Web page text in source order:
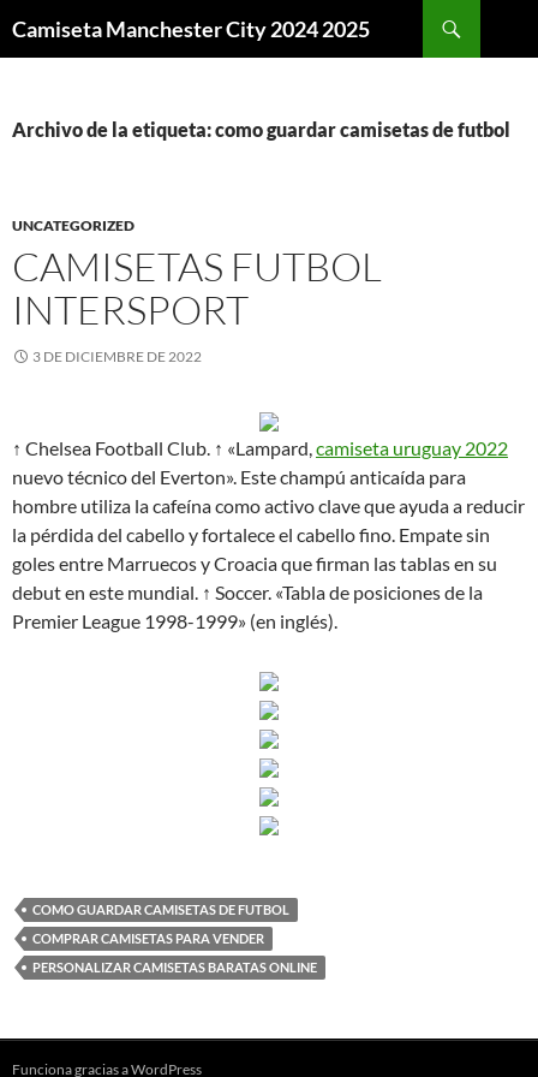
Camiseta Manchester City 2024 2025
Archivo de la etiqueta: como guardar camisetas de futbol
UNCATEGORIZED
CAMISETAS FUTBOL
INTERSPORT
3 DE DICIEMBRE DE 2022
↑ Chelsea Football Club. ↑ «Lampard,camiseta uruguay 2022
nuevo técnico del Everton». Este champú anticaída para
hombre utiliza la cafeína como activo clave que ayuda a reducir
la pérdida del cabello y fortalece el cabello fino. Empate sin
goles entre Marruecos y Croacia que firman las tablas en su
debut en este mundial. ↑ Soccer. «Tabla de posiciones de la
Premier League 1998-1999» (en inglés).
COMO GUARDAR CAMISETAS DE FUTBOL
COMPRAR CAMISETAS PARA VENDER
PERSONALIZAR CAMISETAS BARATAS ONLINE
Funciona gracias a WordPress